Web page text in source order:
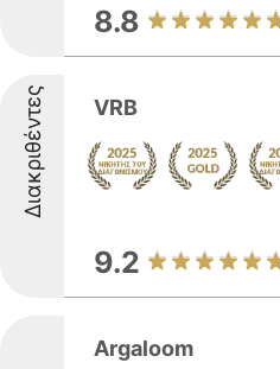
8.8
Διακριθέντες VRB
9.2
Argaloom